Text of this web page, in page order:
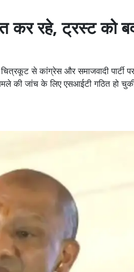
कर रहे, ट्रस्ट को
से कांग्रेस और समाजवादी पार्टी पर
की जांच के लिए एसआईटी गठित हो चुकी